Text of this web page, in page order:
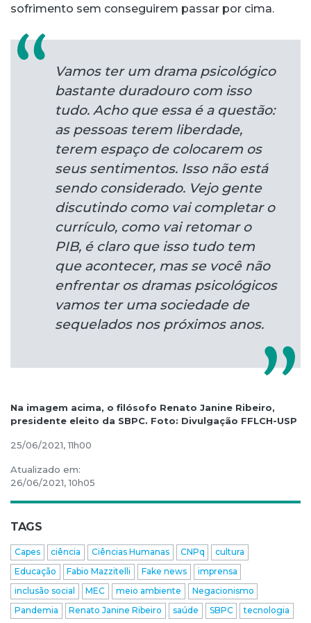
sofrimento sem conseguirem passar por cima.
Vamos ter um drama psicológico
bastante duradouro com isso
tudo. Acho que essa é a questão:
as pessoas terem liberdade,
terem espaço de colocarem os
seus sentimentos. Isso não está
sendo considerado. Vejo gente
discutindo como vai completar o
currículo, como vai retomar o
PIB, é claro que isso tudo tem
que acontecer, mas se você não
enfrentar os dramas psicológicos
vamos ter uma sociedade de
sequelados nos próximos anos.
Na imagem acima, o filósofo Renato Janine Ribeiro,
presidente eleito da SBPC. Foto: Divulgação FFLCH-USP
25/06/2021, 11h00
Atualizado em:
26/06/2021, 10h05
TAGS
Capes ciência Ciências Humanas CNPq
cultura
Educação
Fabio Mazzitelli Fake news
imprensa
inclusão social
MEC meio ambiente
Negacionismo
Pandemia
Renato Janine Ribeiro saúde SBPC tecnologia